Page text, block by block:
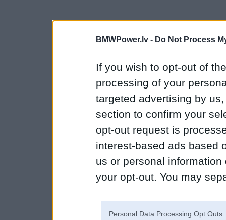
BMWPower.lv - Do Not Process
If you wish to opt-out of
processing of your
targeted advertising by
section to confirm your
opt-out request is
interest-based ads based
us or personal
your opt-out. You may
Personal Data Processing Opt Outs